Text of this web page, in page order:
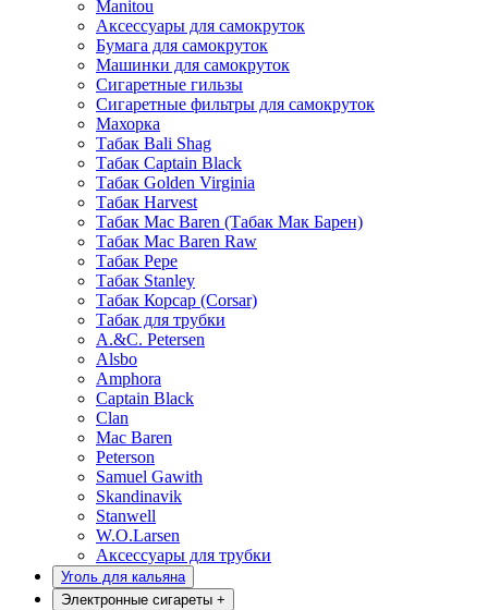
Manitou
Аксессуары для самокруток
Бумага для самокруток
Машинки для самокруток
Сигаретные гильзы
Сигаретные фильтры для самокруток
Махорка
Табак Bali Shag
Табак Captain Black
Табак Golden Virginia
Табак Harvest
Табак Mac Baren (Табак Мак Барен)
Табак Mac Baren Raw
Табак Pepe
Табак Stanley
Табак Корсар (Corsar)
Табак для трубки
A.&C. Petersen
Alsbo
Amphora
Captain Black
Clan
Mac Baren
Peterson
Samuel Gawith
Skandinavik
Stanwell
W.O.Larsen
Аксессуары для трубки
Уголь для кальяна
Электронные сигареты +